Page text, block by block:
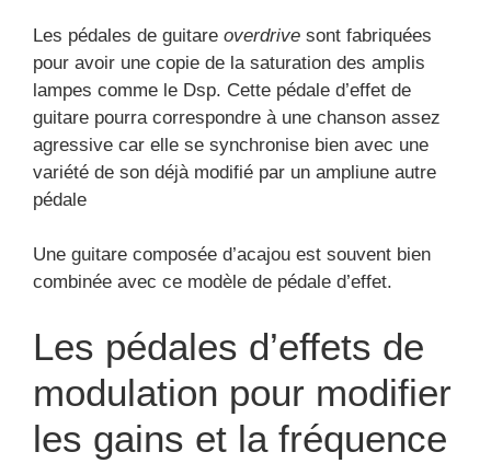
Les pédales de guitare overdrive sont fabriquées
pour avoir une copie de la saturation des amplis
lampes comme le Dsp. Cette pédale d’effet de
guitare pourra correspondre à une chanson assez
agressive car elle se synchronise bien avec une
variété de son déjà modifié par un ampliune autre
pédale
Une guitare composée d’acajou est souvent bien
combinée avec ce modèle de pédale d’effet.
Les pédales d’effets de
modulation pour modifier
les gains et la fréquence